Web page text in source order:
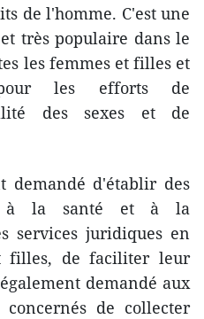
de l'homme. C'est une
très populaire dans le
les femmes et filles et
les efforts de
des sexes et de
demandé d'établir des
à la santé et à la
services juridiques en
filles, de faciliter leur
demandé aux
de collecter